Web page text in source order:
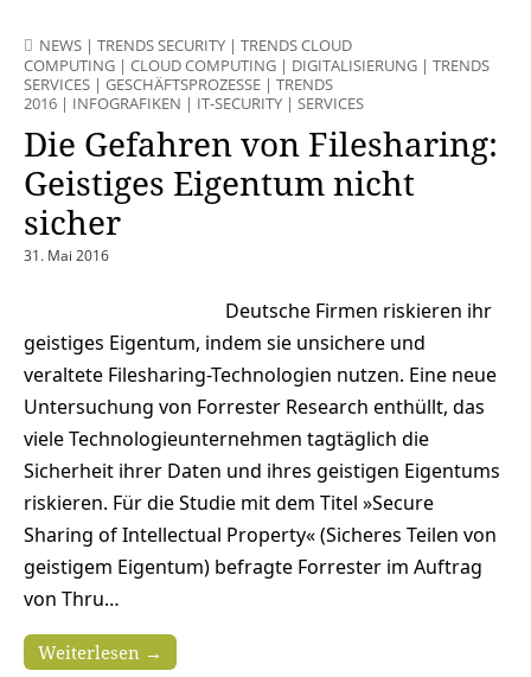
NEWS | TRENDS SECURITY | TRENDS CLOUD
COMPUTING | CLOUD COMPUTING | DIGITALISIERUNG | TRENDS
SERVICES | GESCHÄFTSPROZESSE | TRENDS
2016 | INFOGRAFIKEN | IT-SECURITY | SERVICES
Die Gefahren von Filesharing:
Geistiges Eigentum nicht
sicher
31. Mai 2016
Deutsche Firmen riskieren ihr
geistiges Eigentum, indem sie unsichere und
veraltete Filesharing-Technologien nutzen. Eine neue
Untersuchung von Forrester Research enthüllt, das
viele Technologieunternehmen tagtäglich die
Sicherheit ihrer Daten und ihres geistigen Eigentums
riskieren. Für die Studie mit dem Titel »Secure
Sharing of Intellectual Property« (Sicheres Teilen von
geistigem Eigentum) befragte Forrester im Auftrag
von Thru…
Weiterlesen →